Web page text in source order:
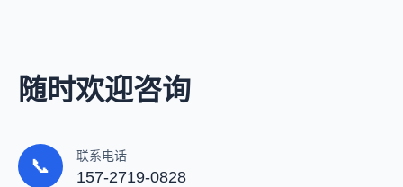
随时欢迎咨询
📞 联系电话
157-2719-0828